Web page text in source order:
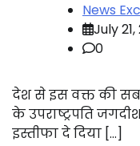
News
July
0
देश से इस वक्त की
के उपराष्ट्रपति
इस्तीफा दे दिया […]